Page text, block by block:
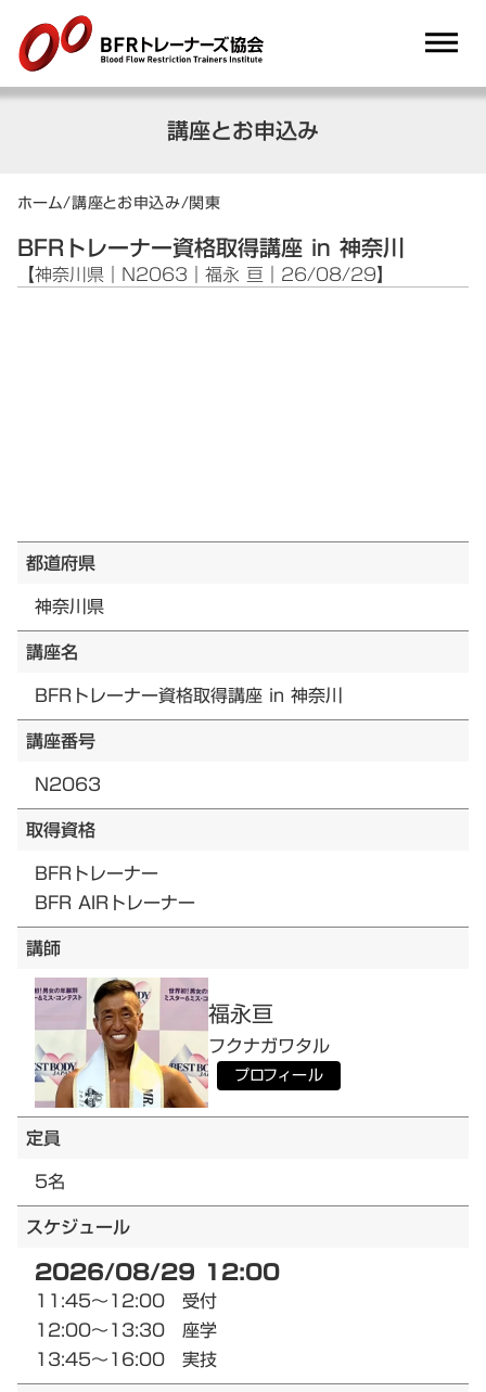
講座とお申込み
ホーム/講座とお申込み/関東
BFRトレーナー資格取得講座 in 神奈川
【神奈川県｜N2063｜福永 亘｜26/08/29】
都道府県
神奈川県
講座名
BFRトレーナー資格取得講座 in 神奈川
講座番号
N2063
取得資格
BFRトレーナー
BFR AIRトレーナー
講師
福永亘
フクナガワタル
プロフィール
定員
5名
スケジュール
2026/08/29 12:00
11:45～12:00 受付
12:00～13:30 座学
13:45～16:00 実技
dehaze